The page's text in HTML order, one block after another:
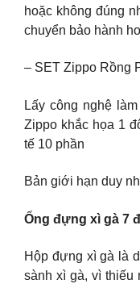
hoặc không đúng
chuyển bảo hành
– SET Zippo Rồng
Lấy công nghệ
Zippo khắc họa 1
tế 10 phần
Bản giới hạn duy
Ống đựng xì gà 7
Hộp đựng xì gà là
sành xì gà, vì thiếu